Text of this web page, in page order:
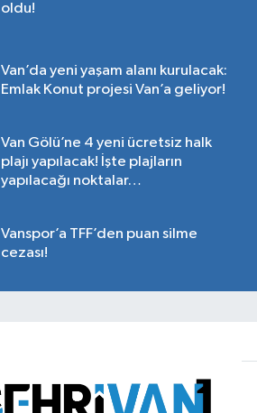
oldu!
Van’da yeni yaşam alanı kurulacak:
Emlak Konut projesi Van’a geliyor!
Van Gölü’ne 4 yeni ücretsiz halk
plajı yapılacak! İşte plajların
yapılacağı noktalar…
Vanspor’a TFF’den puan silme
cezası!